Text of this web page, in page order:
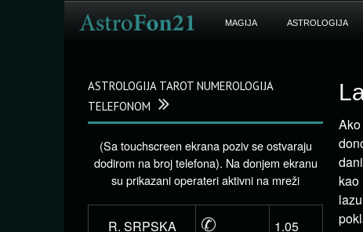
MAGIJA ASTROLOGIJA
ASTROLOGIJA TAROT NUMEROLOGIJA
TELEFONOM
(Sa touchscreen ekrana poziv se ostvaraju
dodirom na broj telefona). Na donjem ekranu
su prikazani operateri aktivni na mreži
R. SRPSKA ✆
1.05